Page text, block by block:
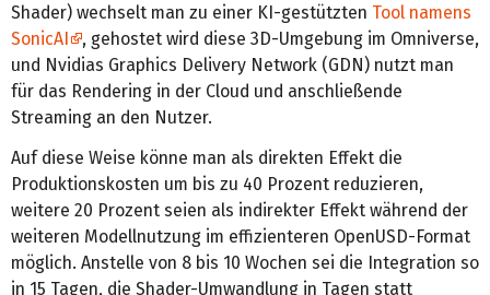
Shader) wechselt man zu einer KI-gestützten Tool namens
SonicAI
, gehostet wird diese 3D-Umgebung im Omniverse,
und Nvidias Graphics Delivery Network (GDN) nutzt man
für das Rendering in der Cloud und anschließende
Streaming an den Nutzer.
Auf diese Weise könne man als direkten Effekt die
Produktionskosten um bis zu 40 Prozent reduzieren,
weitere 20 Prozent seien als indirekter Effekt während der
weiteren Modellnutzung im effizienteren OpenUSD-Format
möglich. Anstelle von 8 bis 10 Wochen sei die Integration so
in 15 Tagen, die Shader-Umwandlung in Tagen statt